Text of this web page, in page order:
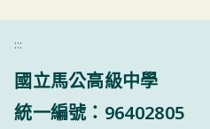
:::
國立馬公高級中學
統一編號：96402805